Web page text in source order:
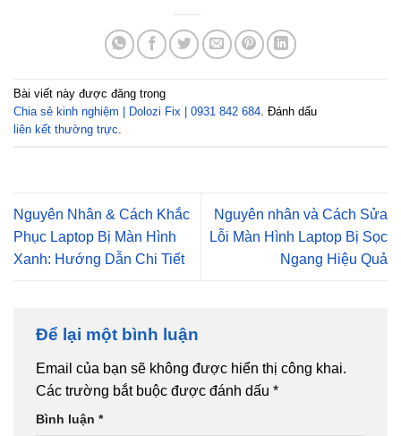
Bài viết này được đăng trong
Chia sẻ kinh nghiệm | Dolozi Fix | 0931 842 684. Đánh dấu
liên kết thường trực.
Nguyên Nhân & Cách Khắc
Phục Laptop Bị Màn Hình
Xanh: Hướng Dẫn Chi Tiết
Nguyên nhân và Cách Sửa
Lỗi Màn Hình Laptop Bị Sọc
Ngang Hiệu Quả
Để lại một bình luận
Email của bạn sẽ không được hiển thị công khai.
Các trường bắt buộc được đánh dấu *
Bình luận *